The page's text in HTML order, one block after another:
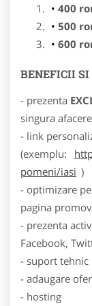
400
500
600
BENEFICII
- prezenta
singura
- link
(exemplu:
pomeni/iasi )
- optimizare
pagina
- prezenta
Facebook,
- suport tehnic
- adaugare
- hosting